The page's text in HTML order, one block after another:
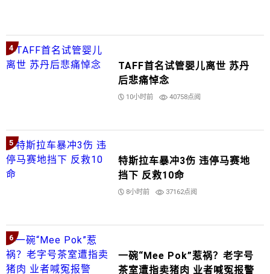
4
TAFF首名试管婴儿离世 苏丹
后悲痛悼念
10小时前 40758点阅
5
特斯拉车暴冲3伤 违停马赛地
挡下 反救10命
8小时前 37162点阅
6
一碗“Mee Pok”惹祸？老字号
茶室遭指卖猪肉 业者喊冤报警